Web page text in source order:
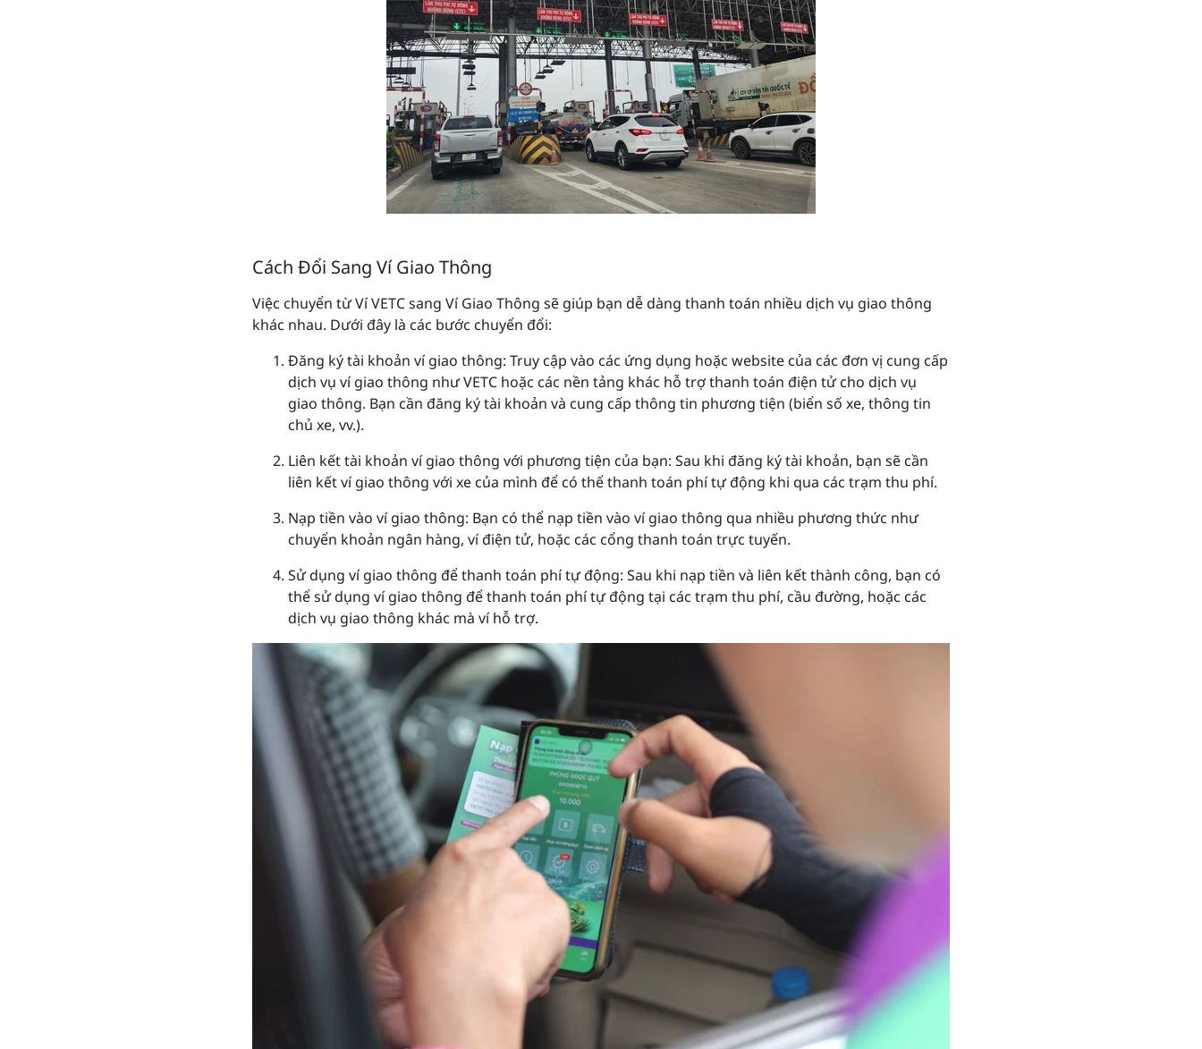
Cách Đổi Sang Ví Giao Thông
Việc chuyển từ Ví VETC sang Ví Giao Thông sẽ giúp bạn dễ dàng thanh toán nhiều dịch vụ giao thông
khác nhau. Dưới đây là các bước chuyển đổi:
Đăng ký tài khoản ví giao thông: Truy cập vào các ứng dụng hoặc website của các đơn vị cung cấp
dịch vụ ví giao thông như VETC hoặc các nền tảng khác hỗ trợ thanh toán điện tử cho dịch vụ
giao thông. Bạn cần đăng ký tài khoản và cung cấp thông tin phương tiện (biển số xe, thông tin
chủ xe, vv.).
Liên kết tài khoản ví giao thông với phương tiện của bạn: Sau khi đăng ký tài khoản, bạn sẽ cần
liên kết ví giao thông với xe của mình để có thể thanh toán phí tự động khi qua các trạm thu phí.
Nạp tiền vào ví giao thông: Bạn có thể nạp tiền vào ví giao thông qua nhiều phương thức như
chuyển khoản ngân hàng, ví điện tử, hoặc các cổng thanh toán trực tuyến.
Sử dụng ví giao thông để thanh toán phí tự động:Sau khi nạp tiền và liên kết thành công, bạn có
thể sử dụng ví giao thông để thanh toán phí tự động tại các trạm thu phí, cầu đường, hoặc các
dịch vụ giao thông khác mà ví hỗ trợ.